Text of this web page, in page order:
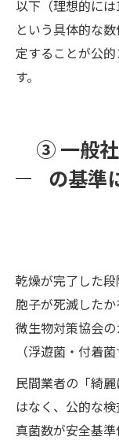
以下（理想的に
という具体的な
定することが公
す。
③ 一般
の基準
乾燥が完了した
胞子が死滅した
微生物対策協会
（浮遊菌・付着
民間業者の「綺
はなく、公的な
真菌数が安全基